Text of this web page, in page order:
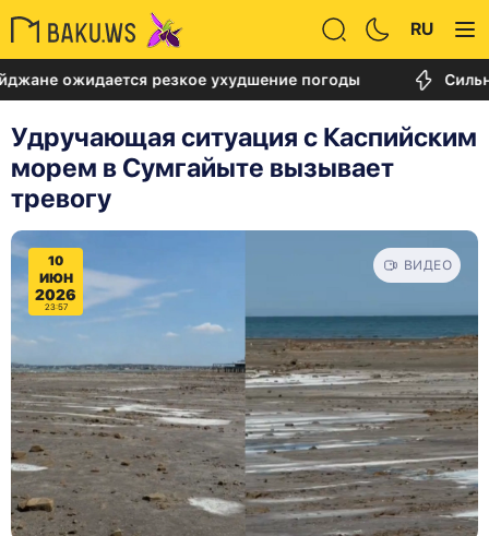
RU
резкое ухудшение погоды Сильный
Удручающая ситуация с Каспийским
морем в Сумгайыте вызывает
тревогу
10
ИЮН
2026
23:57
ВИДЕО